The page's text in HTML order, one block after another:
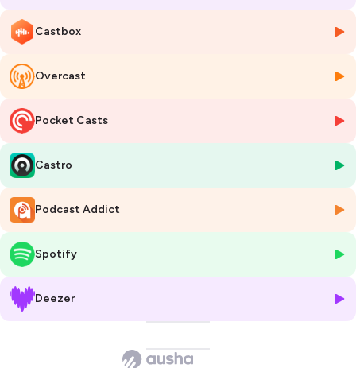
l’énergie, dont elle a consolidé la Direction juridique France, qu’elle
dirige aujourd’hui.
Charlotte a enseigné le droit européen de la concurrence à l’Université
Paris I Panthéon Sorbonne et elle est membre du FLIT network.
Elle est passée par la direction juridique d’une start-up en
consolidation, par la direction juridique d’un groupe français du
de la direction juridique d’un groupe international éclaté entre
plusieurs pays.
Elle a donc développé une vision complète de l’organisation des
services juridiques en entreprise et de leurs besoins en KPIs.
Articles et références :
- Package salarial : https://getleeway.com/blog/salaire-variable-pour-
les-juristes-dentreprise-mythe-ou-realite
sociales.fr/Content/Index.aspx
Castbox
Overcast
Pocket Casts
Castro
Podcast Addict
Spotify
Deezer